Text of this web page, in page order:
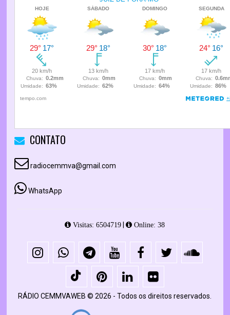
CONTATO
radiocemmva@gmail.com
WhatsApp
Visitas: 6504719 | Online: 38
RÁDIO CEMMVAWEB © 2026 - Todos os direitos reservados.